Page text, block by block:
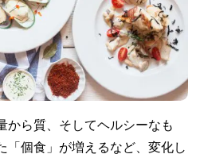
から質、そしてヘルシーなも
「個食」が増えるなど、変化し